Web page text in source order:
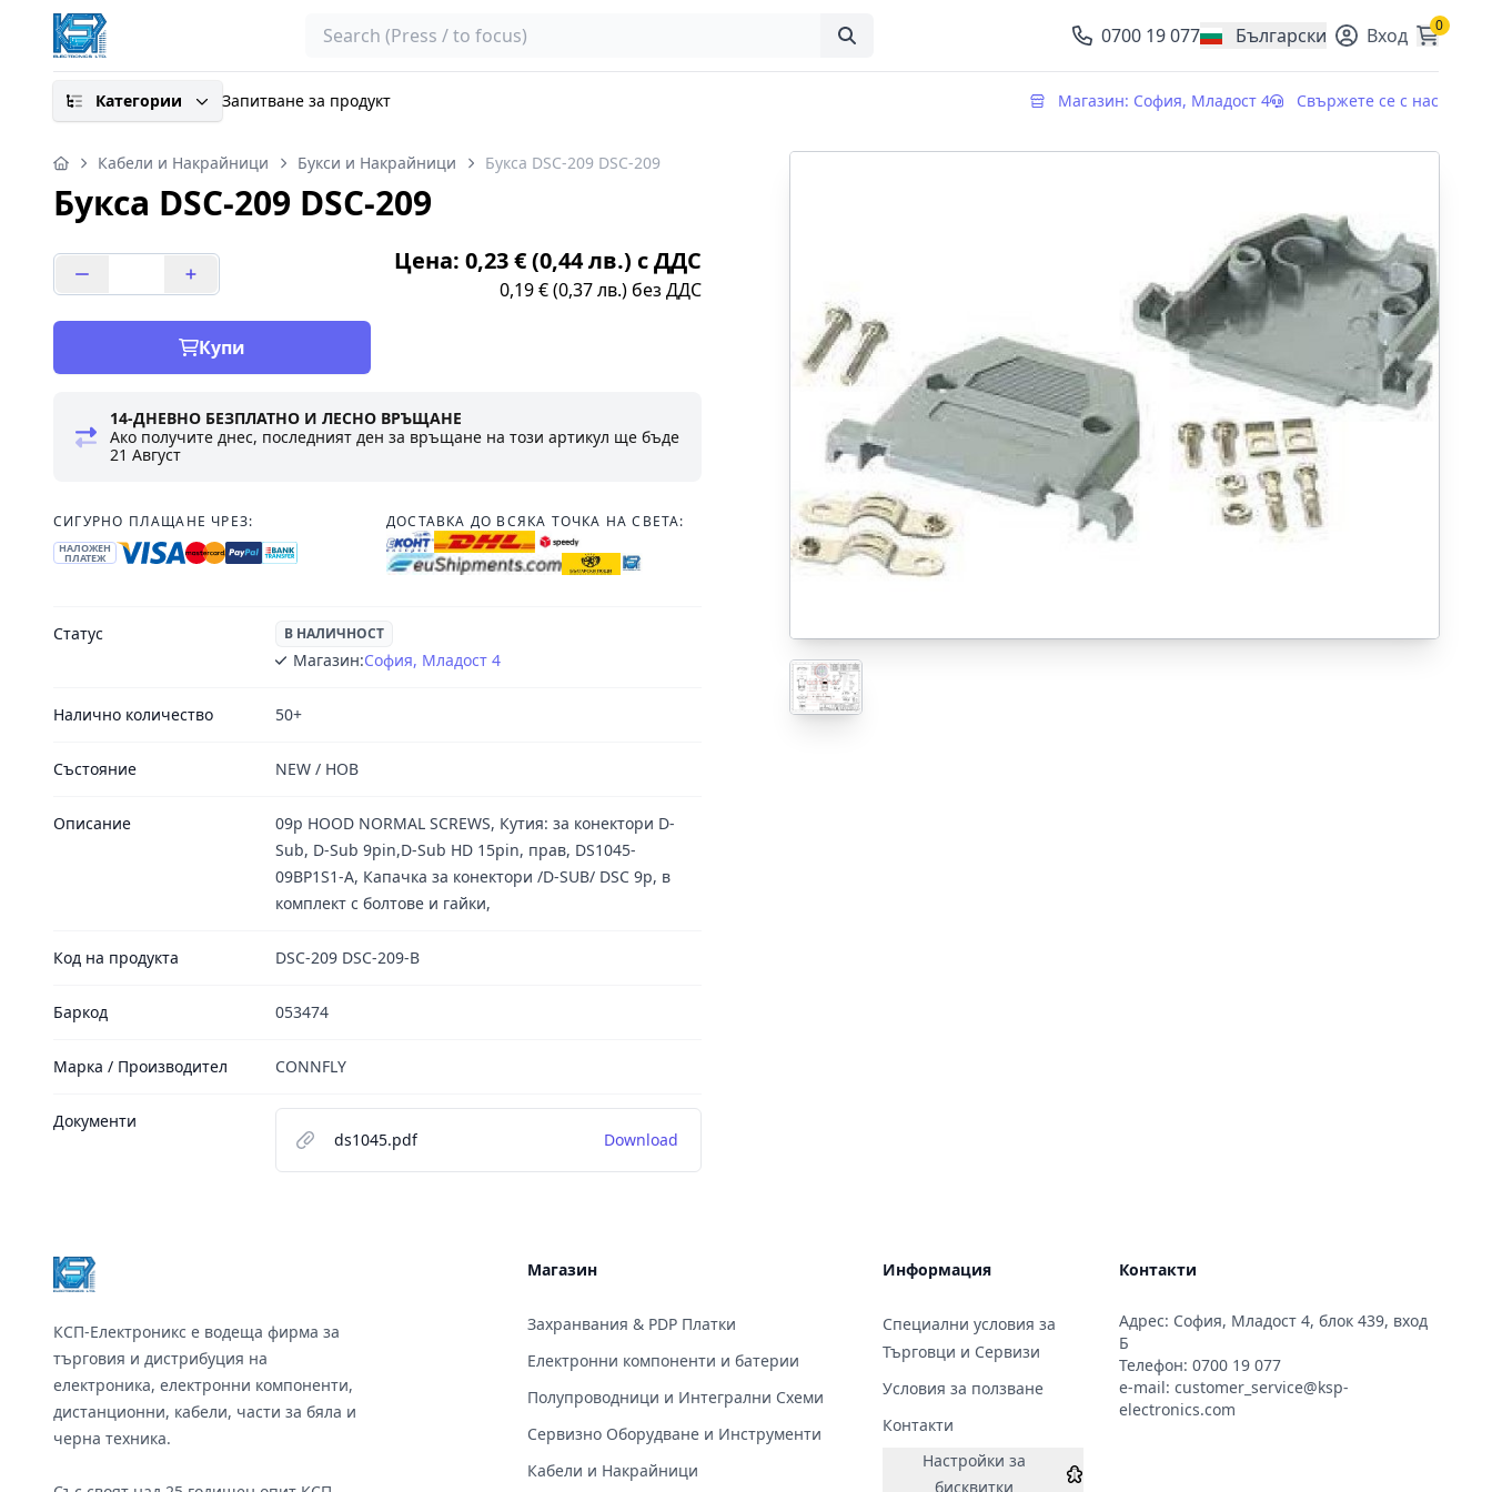
Search 0700 19 077 Български
, change currency Вход 0
Категории Запитване за продукт Магазин: София, Младост 4 Свържете се с нас
Кабели и Накрайници Букси и Накрайници Букса DSC-209 DSC-209
Букса DSC-209 DSC-209
Цена: 0,23 € (0,44 лв.) с ДДС
0,19 € (0,37 лв.) без ДДС
Купи
14-ДНЕВНО БЕЗПЛАТНО И ЛЕСНО ВРЪЩАНЕ
Ако получите днес, последният ден за връщане на този артикул ще бъде
21 Август
СИГУРНО ПЛАЩАНЕ ЧРЕЗ:
НАЛОЖЕН
ПЛАТЕЖ
ДОСТАВКА ДО ВСЯКА ТОЧКА НА СВЕТА:
Статус В НАЛИЧНОСТ
Магазин:София, Младост 4
Налично количество 50+
Състояние NEW / НОВ
Описание
09p HOOD NORMAL SCREWS, Кутия: за конектори D-
Sub, D-Sub 9pin,D-Sub HD 15pin, прав, DS1045-
09BP1S1-A, Капачка за конектори /D-SUB/ DSC 9p, в
комплект с болтове и гайки,
Код на продукта DSC-209 DSC-209-B
Баркод 053474
Марка / Производител CONNFLY
Документи
ds1045.pdf
Download
КСП-Електроникс е водеща фирма за
търговия и дистрибуция на
електроника, електронни компоненти,
дистанционни, кабели, части за бяла и
черна техника.
Магазин
Захранвания & PDP Платки
Електронни компоненти и батерии
Полупроводници и Интегрални Схеми
Сервизно Оборудване и Инструменти
Кабели и Накрайници
Информация
Специални условия за
Търговци и Сервизи
Условия за ползване
Контакти
Настройки за
бисквитки
Контакти
Адрес: София, Младост 4, блок 439, вход
Б
Телефон: 0700 19 077
e-mail: customer_service@ksp-
electronics.com